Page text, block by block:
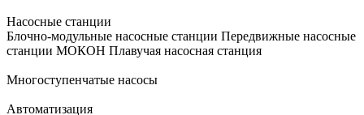
Насосные станции
Блочно-модульные насосные станции Передвижные насосные
станции МОКОН Плавучая насосная станция
Многоступенчатые насосы
Автоматизация